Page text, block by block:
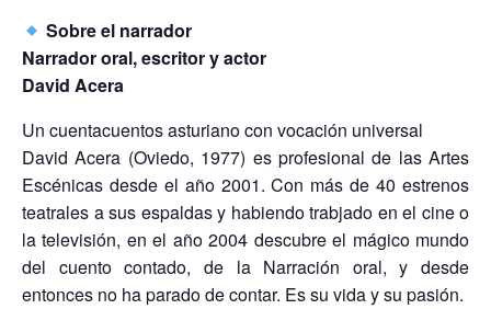
Sobre el narrador
Narrador oral, escritor y actor
David Acera
Un cuentacuentos asturiano con vocación universal
David Acera (Oviedo, 1977) es profesional de las Artes
Escénicas desde el año 2001. Con más de 40 estrenos
teatrales a sus espaldas y habiendo trabjado en el cine o
la televisión, en el año 2004 descubre el mágico mundo
del cuento contado, de la Narración oral, y desde
entonces no ha parado de contar. Es su vida y su pasión.